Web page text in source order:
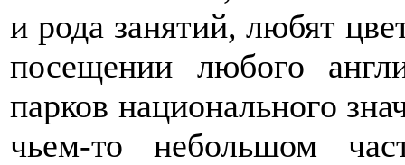
и рода занятий, любят
посещении любого
парков национального
чьем-то небольшом